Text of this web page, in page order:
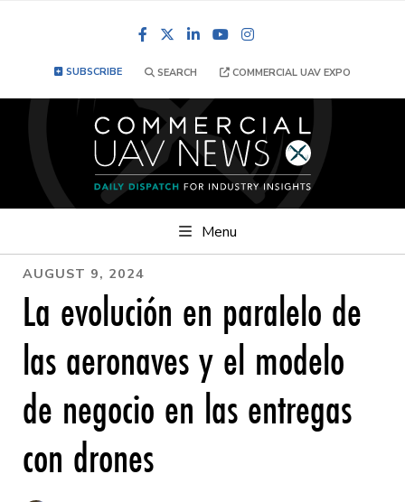
FacebookLinkedInYouTube
SUBSCRIBE SEARCH COMMERCIAL UAV EXPO
Menu
AUGUST 9, 2024
La evolución en paralelo de
las aeronaves y el modelo
de negocio en las entregas
con drones